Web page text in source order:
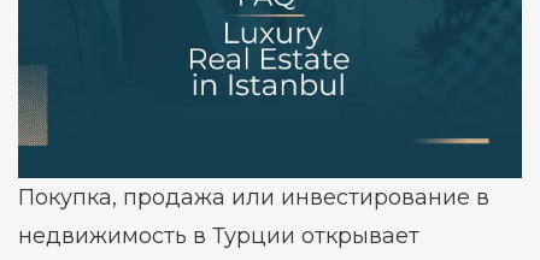
Покупка, продажа или инвестирование в
недвижимость в Турции открывает